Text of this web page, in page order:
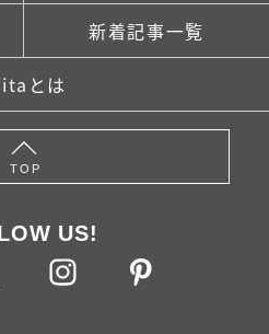
新着記事一覧
とは
TOP
US!